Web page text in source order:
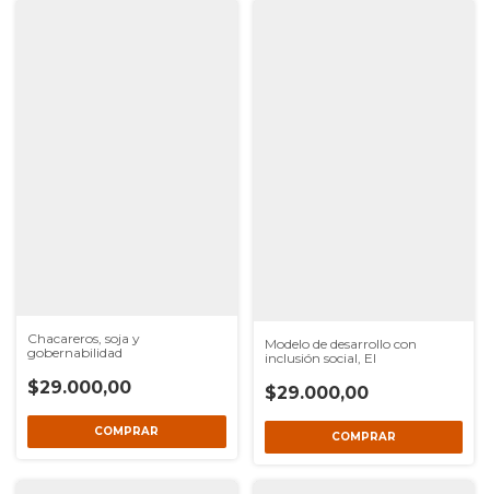
Chacareros, soja y
gobernabilidad
$29.000,00
Modelo de desarrollo con
inclusión social, El
$29.000,00